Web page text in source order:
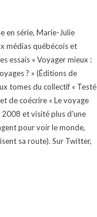
en série, Marie-Julie
médias québécois et
essais « Voyager mieux :
? » (Éditions de
tomes du collectif « Testé
de coécrire « Le voyage
2008 et visité plus d'une
pour voir le monde,
sa route). Sur Twitter,